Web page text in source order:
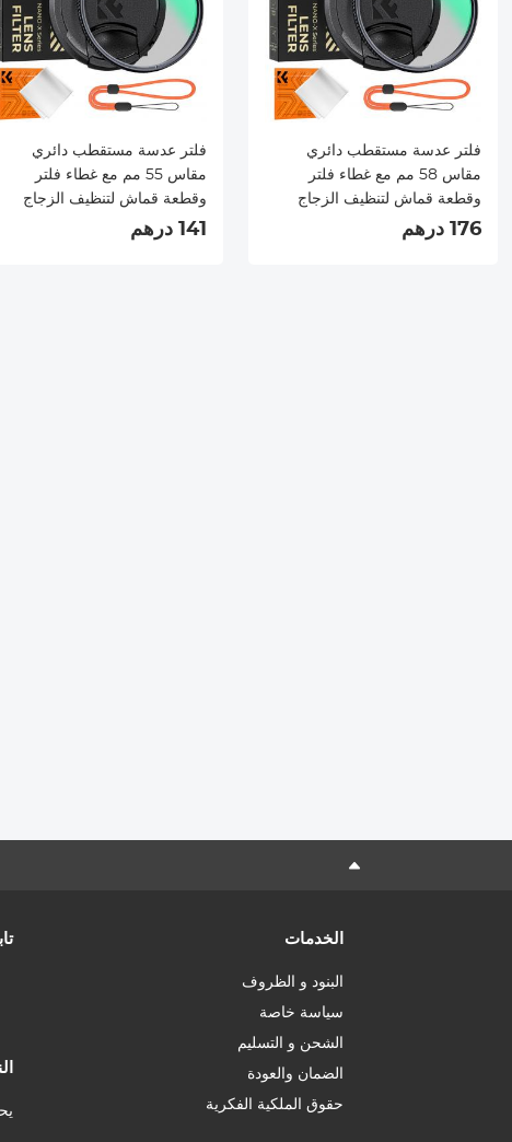
فلتر عدسة مستقطب دائري
مقاس 58 مم مع غطاء فلتر
وقطعة قماش لتنظيف الزجاج
176 درهم
فلتر عدسة مستقطب دائري
مقاس 55 مم مع غطاء فلتر
وقطعة قماش لتنظيف الزجاج
141 درهم
الخدمات
البنود و الظروف
سياسة خاصة
الشحن و التسليم
الضمان والعودة
حقوق الملكية الفكرية